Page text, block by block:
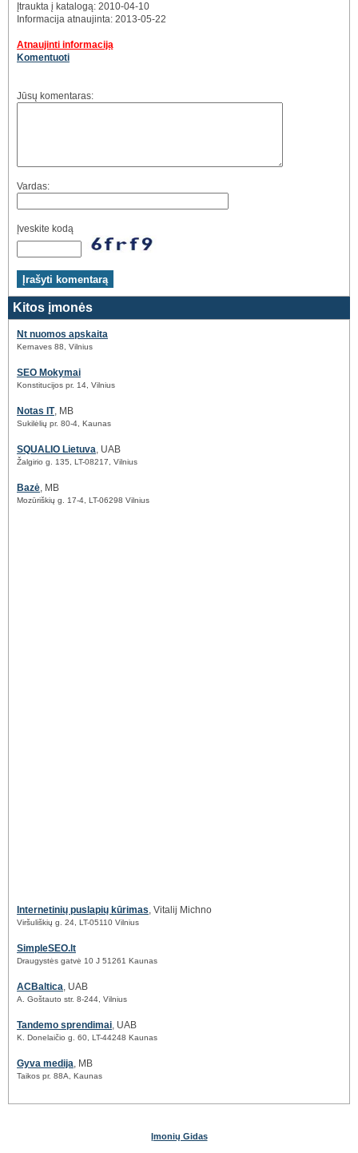
Įtraukta į katalogą: 2010-04-10
Informacija atnaujinta: 2013-05-22
Atnaujinti informaciją
Komentuoti
Jūsų komentaras:
Vardas:
Įveskite kodą
Kitos įmonės
Nt nuomos apskaita
Kernaves 88, Vilnius
SEO Mokymai
Konstitucijos pr. 14, Vilnius
Notas IT, MB
Sukilėlių pr. 80-4, Kaunas
SQUALIO Lietuva, UAB
Žalgirio g. 135, LT-08217, Vilnius
Bazė, MB
Mozūriškių g. 17-4, LT-06298 Vilnius
Internetinių puslapių kūrimas, Vitalij Michno
Viršuliškių g. 24, LT-05110 Vilnius
SimpleSEO.lt
Draugystės gatvė 10 J 51261 Kaunas
ACBaltica, UAB
A. Goštauto str. 8-244, Vilnius
Tandemo sprendimai, UAB
K. Donelaičio g. 60, LT-44248 Kaunas
Gyva medija, MB
Taikos pr. 88A, Kaunas
Įmonių Gidas